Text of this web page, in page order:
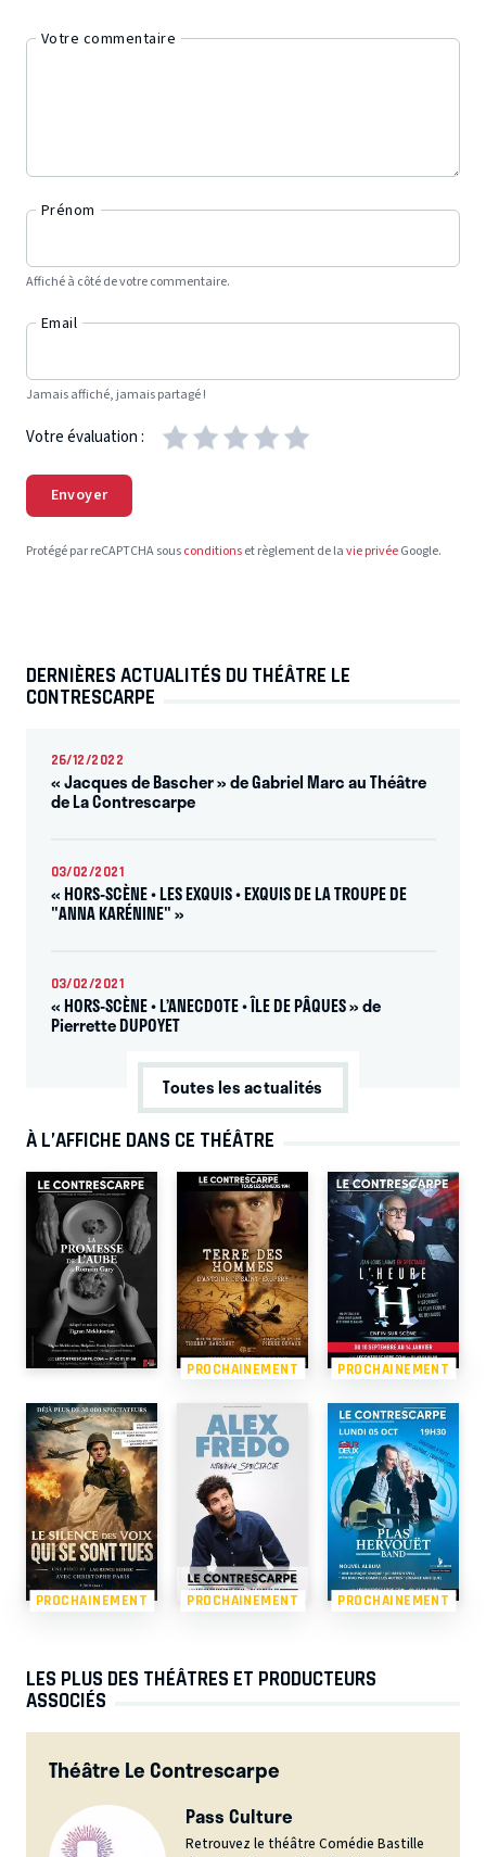
Votre commentaire
Prénom
Affiché à côté de votre commentaire.
Email
Jamais affiché, jamais partagé !
Votre évaluation :
Envoyer
Protégé par reCAPTCHA sousconditionset règlement de lavie privéeGoogle.
DERNIÈRES ACTUALITÉS DU THÉÂTRE LE
CONTRESCARPE
26/12/2022
« Jacques de Bascher » de Gabriel Marc au Théâtre
de La Contrescarpe
03/02/2021
« HORS-SCÈNE • LES EXQUIS • EXQUIS DE LA TROUPE DE
"ANNA KARÉNINE" »
03/02/2021
« HORS-SCÈNE • L’ANECDOTE • ÎLE DE PÂQUES » de
Pierrette DUPOYET
Toutes les actualités
À L’AFFICHE DANS CE THÉÂTRE
PROCHAINEMENT PROCHAINEMENT
PROCHAINEMENT PROCHAINEMENT PROCHAINEMENT
LES PLUS DES THÉÂTRES ET PRODUCTEURS
ASSOCIÉS
Théâtre Le Contrescarpe
Pass Culture
Retrouvez le théâtre Comédie Bastille